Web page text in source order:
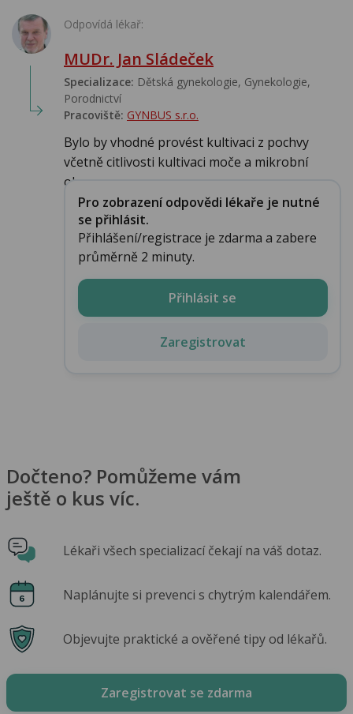
Odpovídá lékař:
MUDr. Jan Sládeček
Specializace: Dětská gynekologie, Gynekologie,
Porodnictví
Pracoviště: GYNBUS s.r.o.
Bylo by vhodné provést kultivaci z pochvy
včetně citlivosti kultivaci moče a mikrobní
obraz po...
Pro zobrazení odpovědi lékaře je nutné
se přihlásit.
Přihlášení/registrace je zdarma a zabere
průměrně 2 minuty.
Přihlásit se
Zaregistrovat
Dočteno? Pomůžeme vám
ještě o kus víc.
Lékaři všech specializací čekají na váš dotaz.
Naplánujte si prevenci s chytrým kalendářem.
Objevujte praktické a ověřené tipy od lékařů.
Zaregistrovat se zdarma